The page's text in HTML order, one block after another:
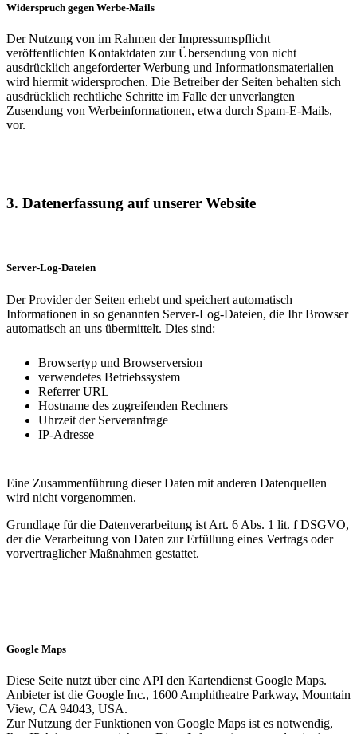
Widerspruch gegen Werbe-Mails
Der Nutzung von im Rahmen der Impressumspflicht
veröffentlichten Kontaktdaten zur Übersendung von nicht
ausdrücklich angeforderter Werbung und Informationsmaterialien
wird hiermit widersprochen. Die Betreiber der Seiten behalten sich
ausdrücklich rechtliche Schritte im Falle der unverlangten
Zusendung von Werbeinformationen, etwa durch Spam-E-Mails,
vor.
3. Datenerfassung auf unserer Website
Server-Log-Dateien
Der Provider der Seiten erhebt und speichert automatisch
Informationen in so genannten Server-Log-Dateien, die Ihr Browser
automatisch an uns übermittelt. Dies sind:
Browsertyp und Browserversion
verwendetes Betriebssystem
Referrer URL
Hostname des zugreifenden Rechners
Uhrzeit der Serveranfrage
IP-Adresse
Eine Zusammenführung dieser Daten mit anderen Datenquellen
wird nicht vorgenommen.
Grundlage für die Datenverarbeitung ist Art. 6 Abs. 1 lit. f DSGVO,
der die Verarbeitung von Daten zur Erfüllung eines Vertrags oder
vorvertraglicher Maßnahmen gestattet.
Google Maps
Diese Seite nutzt über eine API den Kartendienst Google Maps.
Anbieter ist die Google Inc., 1600 Amphitheatre Parkway, Mountain
View, CA 94043, USA.
Zur Nutzung der Funktionen von Google Maps ist es notwendig,